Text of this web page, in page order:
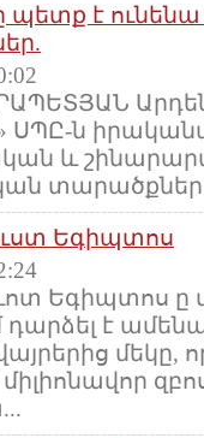
պետք է ունենա
ՍՊԸ-ն
և
Եգիպտոս
Եգիպտոս ը
դարձել է
մեկը,
միլիոնավոր